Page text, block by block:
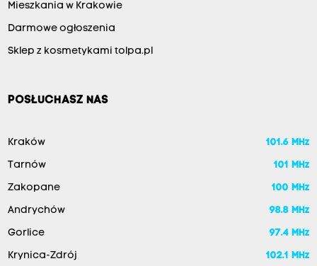
Mieszkania w Krakowie
Darmowe ogłoszenia
Sklep z kosmetykami tolpa.pl
POSŁUCHASZ NAS
Kraków 101.6 MHz
Tarnów 101 MHz
Zakopane 100 MHz
Andrychów 98.8 MHz
Gorlice 97.4 MHz
Krynica-Zdrój 102.1 MHz